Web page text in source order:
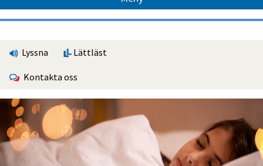
Lyssna Lättläst
Kontakta oss